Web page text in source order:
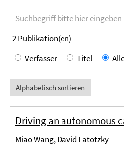
Suchbegriff
2Publikation(en)
Verfasser
Titel Alle
Alphabetisch sortieren
Driving an autonomous
Miao Wang, David Latotzky